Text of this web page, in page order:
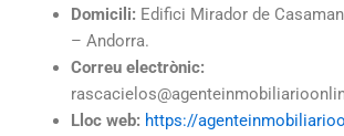
Domicili: Edifici Mirador de
– Andorra.
Correu electrònic:
Lloc web: https://